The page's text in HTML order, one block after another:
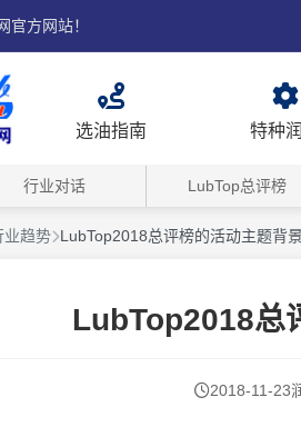
官方网站！
选油指南 特种
行业对话 LubTop总评榜
业趋势 LubTop2018总评榜的活动主题背
LubTop2018总
2018-11-23